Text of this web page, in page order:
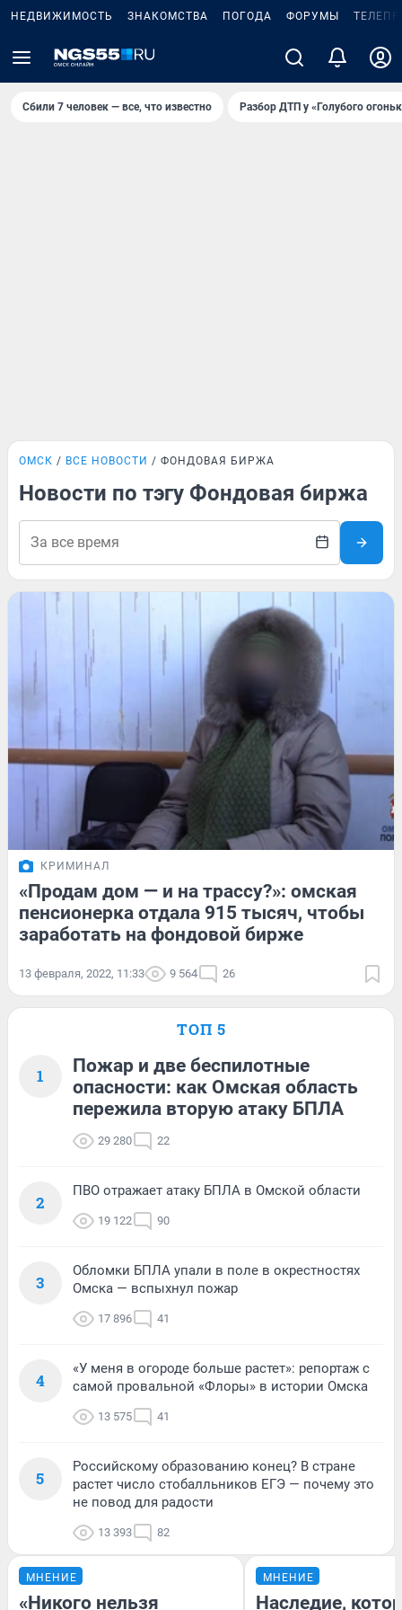
НЕДВИЖИМОСТЬ ЗНАКОМСТВА ПОГОДА ФОРУМЫ
Сбили 7 человек — все, что известно Разбор ДТП у «Голубого
ОМСК ВСЕ НОВОСТИ ФОНДОВАЯ БИРЖА
Новости по тэгу Фондовая биржа
КРИМИНАЛ
«Продам дом — и на трассу?»: омская
пенсионерка отдала 915 тысяч, чтобы
заработать на фондовой бирже
13 февраля, 2022, 11:33 9 564 26
ТОП 5
1
Пожар и две беспилотные
опасности: как Омская область
пережила вторую атаку БПЛА
29 280 22
2
ПВО отражает атаку БПЛА в Омской области
19 122 90
3
Обломки БПЛА упали в поле в окрестностях
Омска — вспыхнул пожар
17 896 41
4
«У меня в огороде больше растет»: репортаж с
самой провальной «Флоры» в истории Омска
13 575 41
5
Российскому образованию конец? В стране
растет число стобалльников ЕГЭ — почему это
не повод для радости
13 393 82
МНЕНИЕ
«Никого нельзя
МНЕНИЕ
Наследие,